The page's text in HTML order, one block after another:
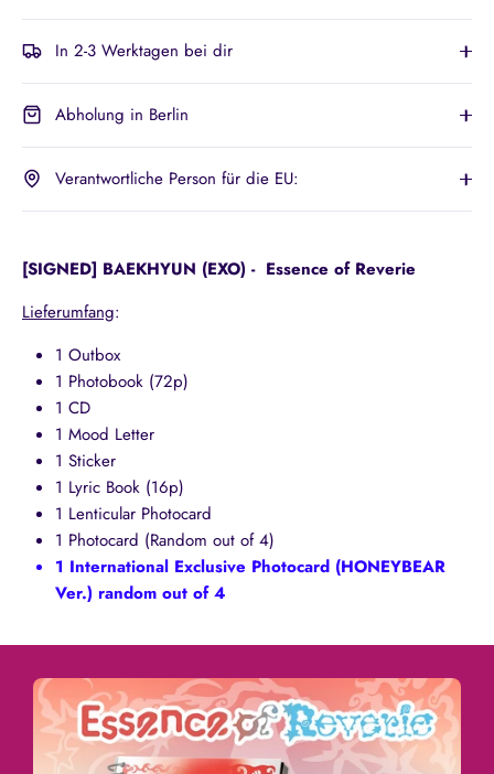
In 2-3 Werktagen bei dir
Abholung in Berlin
Verantwortliche Person für die EU:
[SIGNED] BAEKHYUN (EXO) - Essence of Reverie
Lieferumfang:
1 Outbox
1 Photobook (72p)
1 CD
1 Mood Letter
1 Sticker
1 Lyric Book (16p)
1 Lenticular Photocard
1 Photocard (Random out of 4)
1 International Exclusive Photocard (HONEYBEAR
Ver.) random out of 4